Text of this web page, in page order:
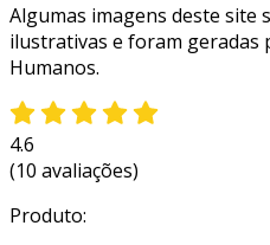
Algumas imagens deste site
ilustrativas e foram geradas
Humanos.
4.6
(10 avaliações)
Produto: